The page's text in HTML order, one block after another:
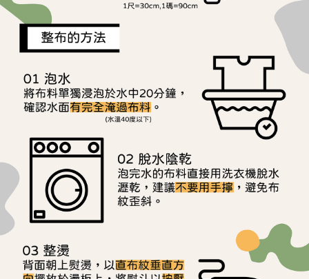
【注意事項】
１．透過由恩沛科技股份有限公司提供之「AFTEE先享後付」服務完成之交
易，需依本服務之必要範圍內提供個人資料，並將交易相關給付款項請求債
權轉讓予恩沛科技股份有限公司。
https://aftee.tw/terms/#terms3
３．未成年的使用者請事先徵得法定代理人或監護人之同意方可使用
「AFTEE先享後付」，若未經同意申辦者引起之損失，本公司不負相關責
任。
４．使用「AFTEE先享後付」時，將依據個別帳號之用戶狀況，依本公司即
時審查核予不同之上限額度；若仍有額度不足之情形，本公司將視審查結果
請求用戶進行身份認證。
５．嚴禁一人註冊多個帳號或使用他人資訊註冊。若發現惡意使用之情形，
恩沛科技股份有限公司將有權停止該用戶之使用額度並採取法律行動。